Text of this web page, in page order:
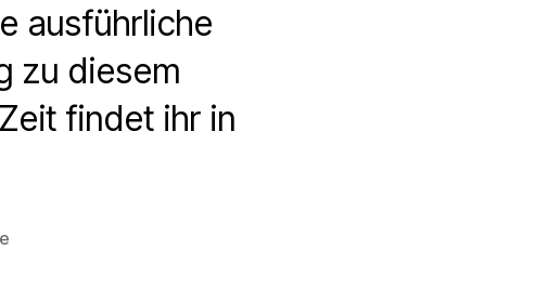
ausführliche
zu diesem
findet ihr in
zu